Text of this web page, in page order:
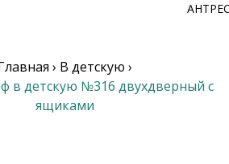
› В детскую ›
в детскую №316 двухдверный с
ящиками